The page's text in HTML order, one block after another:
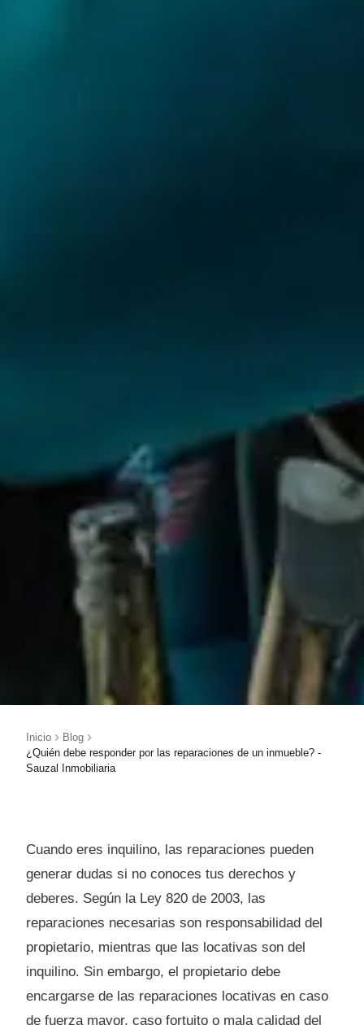
Inicio
Blog
¿Quién debe responder por las reparaciones de un inmueble? -
Sauzal Inmobiliaria
Cuando eres inquilino, las reparaciones pueden
generar dudas si no conoces tus derechos y
deberes. Según la Ley 820 de 2003, las
reparaciones necesarias son responsabilidad del
propietario, mientras que las locativas son del
inquilino. Sin embargo, el propietario debe
encargarse de las reparaciones locativas en caso
de fuerza mayor, caso fortuito o mala calidad del